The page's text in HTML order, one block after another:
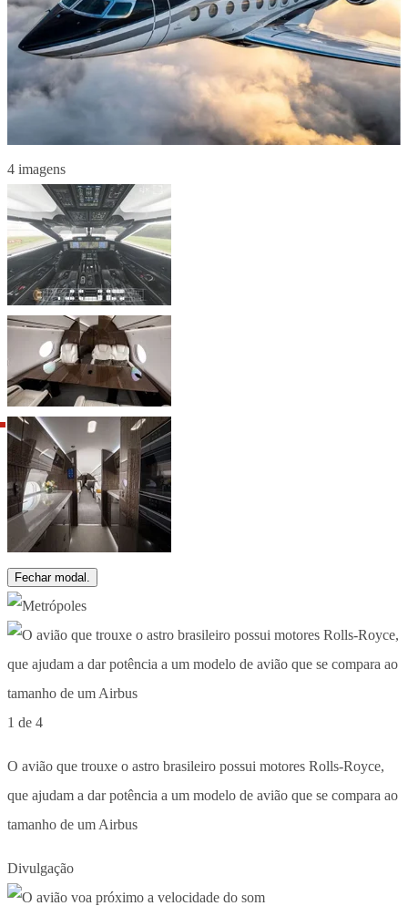
4 imagens
Fechar modal.
1 de 4
O avião que trouxe o astro brasileiro possui motores Rolls-Royce,
que ajudam a dar potência a um modelo de avião que se compara ao
tamanho de um Airbus
Divulgação